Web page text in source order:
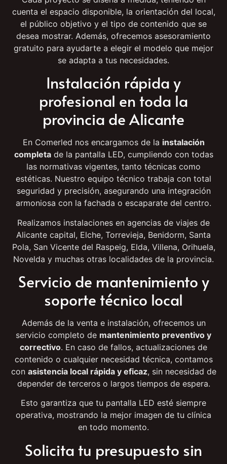
para escaparates.
Cada proyecto se diseña a medida, teniendo en
cuenta el espacio disponible, la orientación del local,
el público objetivo y el tipo de contenido que se
desea mostrar. Además, ofrecemos asesoramiento
se adapta a tus necesidades.
Instalación rápida y
profesional en toda la
provincia de Alicante
En Comerled nos encargamos de lainstalación
completade la pantalla LED, cumpliendo con todas
las normativas vigentes, tanto técnicas como
estéticas. Nuestro equipo técnico trabaja con total
armoniosa con la fachada o escaparate del centro.
Realizamos instalaciones en agencias de viajes de
Alicante capital, Elche, Torrevieja, Benidorm, Santa
Novelda y muchas otras localidades de la provincia.
Servicio de mantenimiento y
soporte técnico local
Además de la venta e instalación, ofrecemos un
servicio completo de mantenimiento preventivo y
correctivo. En caso de fallos, actualizaciones de
contenido o cualquier necesidad técnica, contamos
con
asistencia local rápida y eficaz, sin necesidad de
depender de terceros o largos tiempos de espera.
Esto garantiza que tu pantalla LED esté siempre
en todo momento.